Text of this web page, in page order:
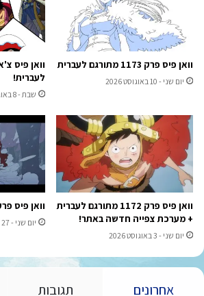
וואן פיס פרק 1173 מתורגם לעברית
יום שני - 10 באוגוסט 2026
לעברית!
שבת - 8 באוגוסט 2026
וואן פיס פרק 1172 מתורגם לעברית
+ מערכת צפייה חדשה באתר!
יום שני - 3 באוגוסט 2026
וואן פיס פרק 1171 מתורגם
יום שני - 27 ביולי 2026
אחרונים תגובות